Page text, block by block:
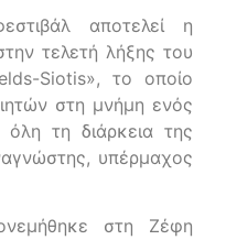
αποτελεί η
τελετή λήξης του
Siotis», το οποίο
στη μνήμη ενός
τη διάρκεια της
υπέρμαχος
στη Ζέφη